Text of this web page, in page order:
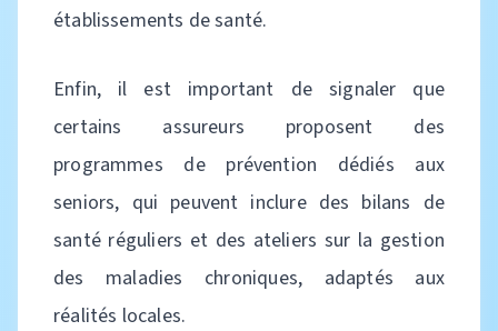
établissements de santé.
Enfin, il est important de signaler que
certains assureurs proposent des
programmes de prévention dédiés aux
seniors, qui peuvent inclure des bilans de
santé réguliers et des ateliers sur la gestion
des maladies chroniques, adaptés aux
réalités locales.